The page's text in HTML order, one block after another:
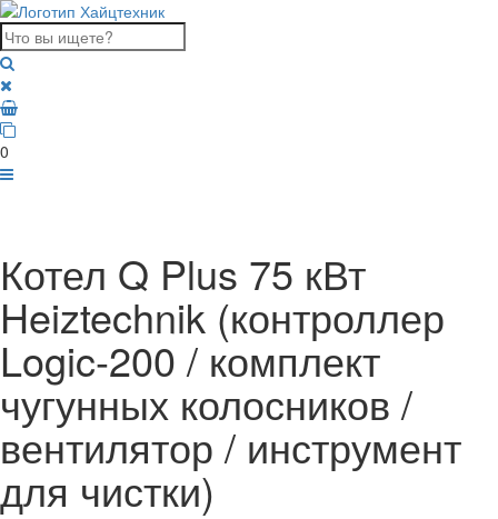
0
Котел Q Plus 75 кВт
Heiztechnik (контроллер
Logic-200 / комплект
чугунных колосников /
вентилятор / инструмент
для чистки)